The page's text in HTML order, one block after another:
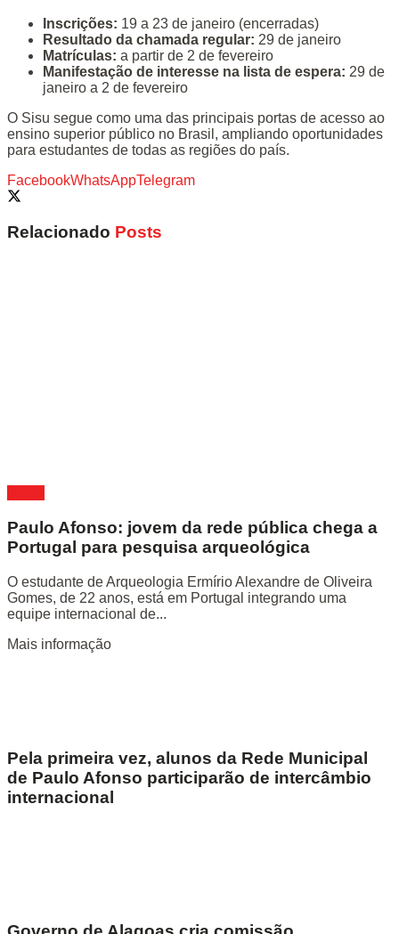
Inscrições: 19 a 23 de janeiro (encerradas)
Resultado da chamada regular: 29 de janeiro
Matrículas: a partir de 2 de fevereiro
Manifestação de interesse na lista de espera: 29 de
janeiro a 2 de fevereiro
O Sisu segue como uma das principais portas de acesso ao
ensino superior público no Brasil, ampliando oportunidades
para estudantes de todas as regiões do país.
FacebookWhatsAppTelegram
Relacionado Posts
Paulo Afonso: jovem da rede pública chega a
Portugal para pesquisa arqueológica
O estudante de Arqueologia Ermírio Alexandre de Oliveira
Gomes, de 22 anos, está em Portugal integrando uma
equipe internacional de...
Mais informação
Pela primeira vez, alunos da Rede Municipal
de Paulo Afonso participarão de intercâmbio
internacional